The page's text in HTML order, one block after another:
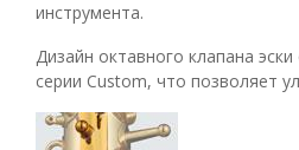
инструмента.
Дизайн октавного клапана
серии Custom, что позволяет